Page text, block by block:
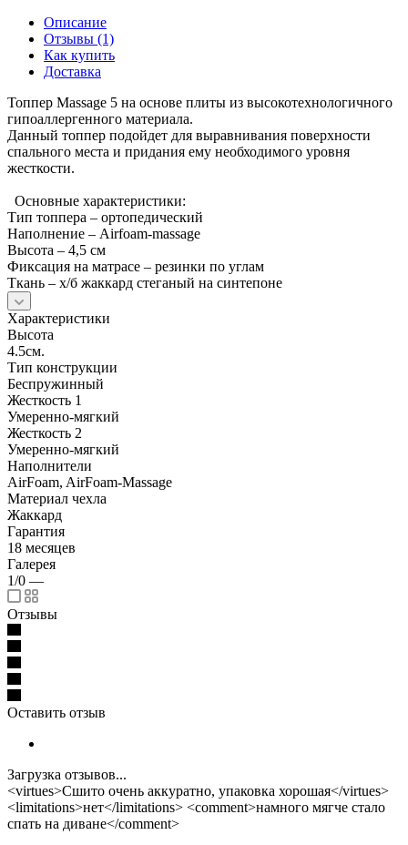
Описание
Отзывы (1)
Как купить
Доставка
Топпер Massage 5 на основе плиты из высокотехнологичного
гипоаллергенного материала.
Данный топпер подойдет для выравнивания поверхности
спального места и придания ему необходимого уровня
жесткости.
Основные характеристики:
Тип топпера – ортопедический
Наполнение – Airfoam-massage
Высота – 4,5 см
Фиксация на матрасе – резинки по углам
Ткань – х/б жаккард стеганый на синтепоне
Характеристики
Высота
4.5см.
Тип конструкции
Беспружинный
Жесткость 1
Умеренно-мягкий
Жесткость 2
Умеренно-мягкий
Наполнители
AirFoam, AirFoam-Massage
Материал чехла
Жаккард
Гарантия
18 месяцев
Галерея
1/0 —
Отзывы
Оставить отзыв
Загрузка отзывов...
<virtues>Сшито очень аккуратно, упаковка хорошая</virtues>
<limitations>нет</limitations> <comment>намного мягче стало
спать на диване</comment>